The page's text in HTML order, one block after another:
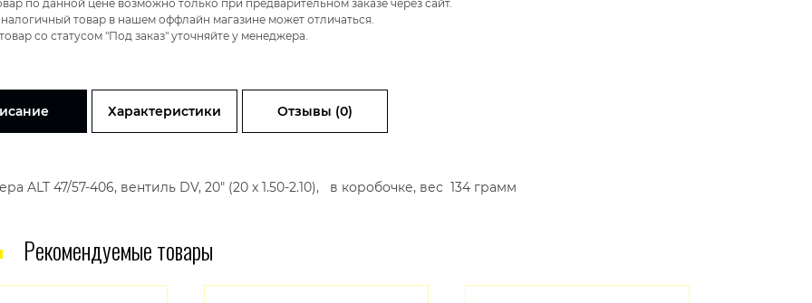
по данной цене возможно только при предварительном заказе через сайт.
товар в нашем оффлайн магазине может отличаться.
со статусом "Под заказ" уточняйте у менеджера.
Характеристики Отзывы (0)
ALT 47/57-406, вентиль DV, 20" (20 x 1.50-2.10), в коробочке, вес 134 грамм
Рекомендуемые товары